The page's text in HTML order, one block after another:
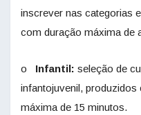
inscrever nas categorias
com duração máxima de
o Infantil: seleção de
infantojuvenil,
máxima de 15 minutos.